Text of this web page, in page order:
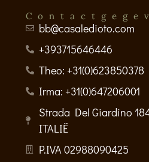
bb@casaledioto.com
+393715646446
Theo: +31(0)623850378
Irma: +31(0)647206001
Strada Del Giardino
ITALIË
P.IVA 02988090425